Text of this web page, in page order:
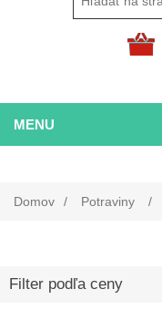
MENU
Domov / Potraviny /
Filter podľa ceny